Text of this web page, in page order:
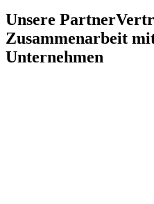
Unsere Partner
Zusammenarbeit
Unternehmen